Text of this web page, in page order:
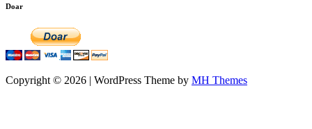
Doar
Copyright © 2026 | WordPress Theme by MH Themes